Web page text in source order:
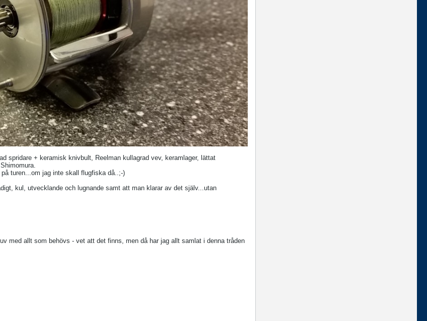
spridare + keramisk knivbult, Reelman kullagrad vev, keramlager, lättat
turen...om jag inte skall flugfiska då..;-)
kul, utvecklande och lugnande samt att man klarar av det själv...utan
med allt som behövs - vet att det finns, men då har jag allt samlat i denna tråden